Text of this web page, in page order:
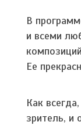
В
и всеми
Ее
Как
зритель, и